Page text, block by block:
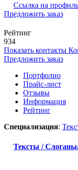
Ссылка на профиль
Предложить заказ
Рейтинг
934
Показать контакты
Предложить заказ
Портфолио
Прайс-лист
Отзывы
Информация
Рейтинг
Специализация:
Тексты /